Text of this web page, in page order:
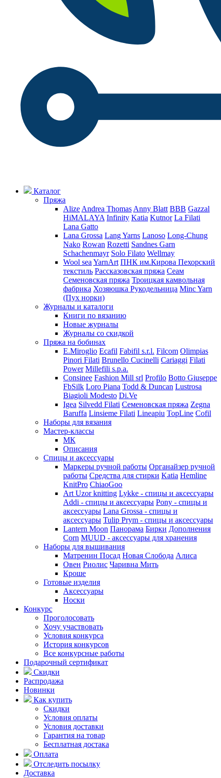
Каталог
Пряжа
Alize Andrea Thomas Anny Blatt BBB Gazzal
HiMALAYA Infinity Katia Kutnor La Filati
Lana Gatto
Lana Grossa Lang Yarns Lanoso Long-Chung
Nako Rowan Rozetti Sandnes Garn
Schachenmayr Solo Filato Wellmay
Wool sea YarnArt ПНК им.Кирова Пехорский
текстиль Рассказовская пряжа Сеам
Семеновская пряжа Троицкая камвольная
фабрика Хозяюшка Рукодельница Minc Yarn
(Пух норки)
Журналы и каталоги
Книги по вязанию
Новые журналы
Журналы со скидкой
Пряжа на бобинах
E.Miroglio Ecafil Fabifil s.r.l. Filcom Olimpias
Pinori Filati Brunello Cucinelli Cariaggi Filati
Power Millefili s.p.a.
Consinee Fashion Mill srl Profilo Botto Giuseppe
FbSilk Loro Piana Todd & Duncan Lustrosa
Biagioli Modesto Di.Ve
Igea Silvedd Filati Семеновская пряжа Zegna
Baruffa Linsieme Filati Lineapiu TopLine Cofil
Наборы для вязания
Мастер-классы
МК
Описания
Спицы и аксессуары
Маркеры ручной работы Органайзер ручной
работы Средства для стирки Katia Hemline
KnitPro ChiaoGoo
Art Uzor knitting Lykke - спицы и аксессуары
Addi - спицы и аксессуары Pony - спицы и
аксессуары Lana Grossa - спицы и
аксессуары Tulip Prym - спицы и аксессуары
Lantern Moon Панорама Бирки Дополнения
Corn MUUD - аксессуары для хранения
Наборы для вышивания
Матренин Посад Новая Слобода Алиса
Овен Риолис Чаривна Мить
Кроше
Готовые изделия
Аксессуары
Носки
Конкурс
Проголосовать
Хочу участвовать
Условия конкурса
История конкурсов
Все конкурсные работы
Подарочный сертификат
Скидки
Распродажа
Новинки
Как купить
Скидки
Условия оплаты
Условия доставки
Гарантия на товар
Бесплатная достака
Оплата
Отследить посылку
Доставка